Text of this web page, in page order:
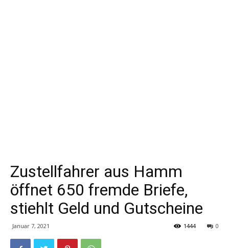
Zustellfahrer aus Hamm
öffnet 650 fremde Briefe,
stiehlt Geld und Gutscheine
Januar 7, 2021 0
1444